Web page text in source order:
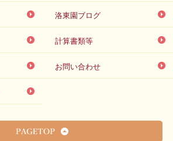
洛東園ブログ
計算書類等
お問い合わせ